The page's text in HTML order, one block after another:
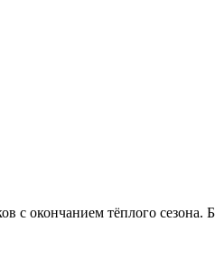
окончанием тёплого сезона.